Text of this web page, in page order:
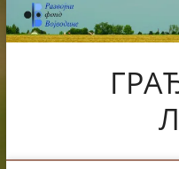
Skip
to
content